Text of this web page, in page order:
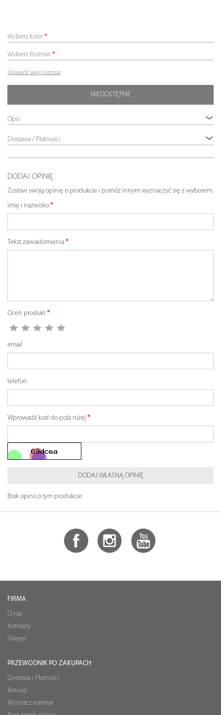
Wybierz kolor
Wybierz Rozmiar
Sprawdź swój rozmiar
NIEDOSTĘPNE
Opis
Dostawa / Płatności
DODAJ OPINIĘ
Zostaw swoją opinię o produkcie i pomóż innym wyznaczyć się z wyborem.
imię i nazwisko
Tekst zawiadomienia
Oceń produkt
email
telefon
Wprowadź kod do pola niżej
DODAJ WŁASNĄ OPINIĘ
Brak opinii o tym produkcie.
FIRMA
O nas
Kontakty
Sklepy
PRZEWODNIK PO ZAKUPACH
Dostawa i Płatności
Bonusy
Wyznacz rozmiar